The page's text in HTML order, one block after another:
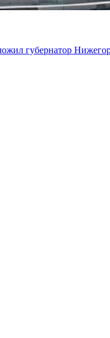
губернатор